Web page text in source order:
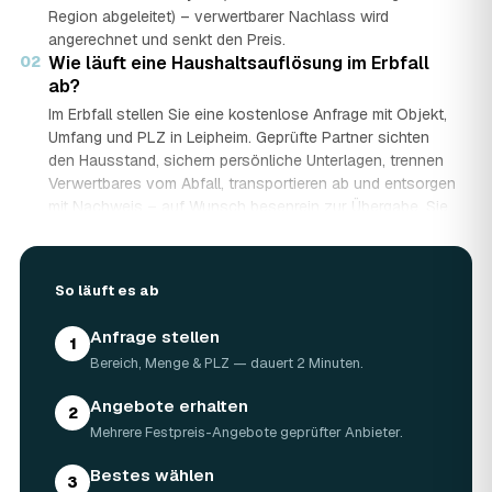
Region abgeleitet) – verwertbarer Nachlass wird
angerechnet und senkt den Preis.
02 Wie läuft eine Haushaltsauflösung im Erbfall
ab?
Im Erbfall stellen Sie eine kostenlose Anfrage mit Objekt,
Umfang und PLZ in Leipheim. Geprüfte Partner sichten
den Hausstand, sichern persönliche Unterlagen, trennen
Verwertbares vom Abfall, transportieren ab und entsorgen
mit Nachweis – auf Wunsch besenrein zur Übergabe. Sie
Ruhe, gerade wenn mehrere Erben beteiligt sind.
angerechnet?
Ja. Antiquitäten, Möbel, Schmuck und ganze Sammlungen
aus dem Nachlass werden fachkundig begutachtet und
auf den Preis angerechnet. Bei wertvollem Hausstand
kann die Haushaltsauflösung in Leipheim dadurch nahezu
kostenneutral werden – in Einzelfällen bis hin zu
Nullkosten.
Wie lange dauert eine Haushaltsauflösung in
So läuft es ab
1 Anfrage stellen
Bereich, Menge & PLZ — dauert 2 Minuten.
2 Angebote erhalten
Mehrere Festpreis-Angebote geprüfter Anbieter.
3 Bestes wählen